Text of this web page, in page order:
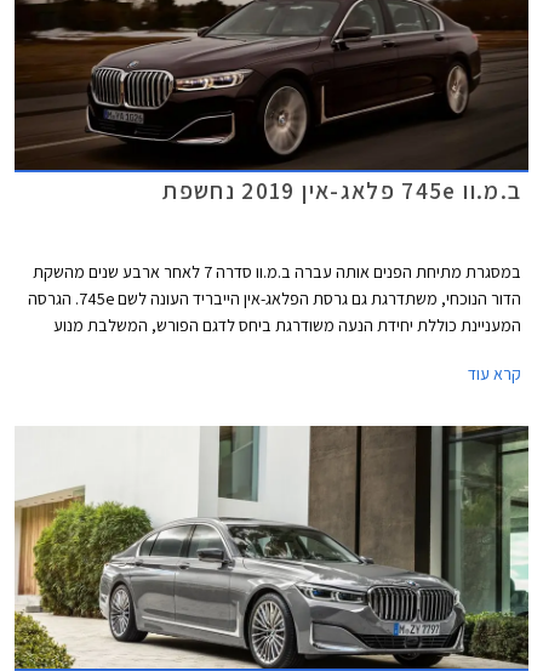
ב.מ.וו 745e פלאג-אין 2019 נחשפת
במסגרת מתיחת הפנים אותה עברה ב.מ.וו סדרה 7 לאחר ארבע שנים מהשקת
הדור הנוכחי, משתדרגת גם גרסת הפלאג-אין הייבריד העונה לשם 745e. הגרסה
המעניינת כוללת יחידת הנעה משודרגת ביחס לדגם הפורש, המשלבת מנוע
ומספק תאוצה 0-100 קמ"ש תוך 5.2 שניות, וצריכת דלק של 2.1 ליטר ל- 100
במהירות של עד 140 קמ"ש.
קרא עוד